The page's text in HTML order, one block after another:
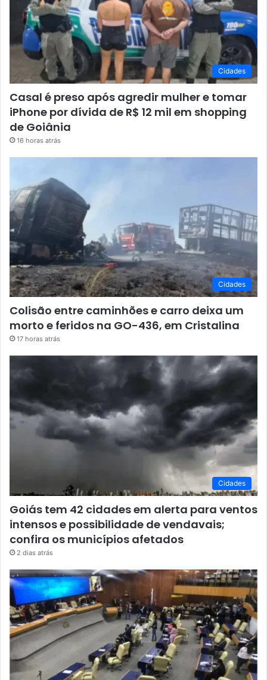
Cidades
Casal é preso após agredir mulher e tomar
iPhone por dívida de R$ 12 mil em shopping
de Goiânia
16 horas atrás
Cidades
Colisão entre caminhões e carro deixa um
morto e feridos na GO-436, em Cristalina
17 horas atrás
Cidades
Goiás tem 42 cidades em alerta para ventos
intensos e possibilidade de vendavais;
confira os municípios afetados
2 dias atrás